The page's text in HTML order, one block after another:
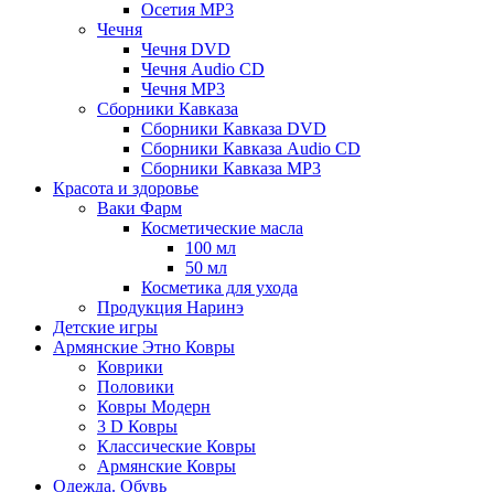
Осетия MP3
Чечня
Чечня DVD
Чечня Audio CD
Чечня MP3
Сборники Кавказа
Сборники Кавказа DVD
Сборники Кавказа Audio CD
Сборники Кавказа MP3
Красота и здоровье
Ваки Фарм
Косметические масла
100 мл
50 мл
Косметика для ухода
Продукция Наринэ
Детские игры
Армянские Этно Ковры
Коврики
Половики
Ковры Модерн
3 D Ковры
Классические Ковры
Армянские Ковры
Одежда. Обувь